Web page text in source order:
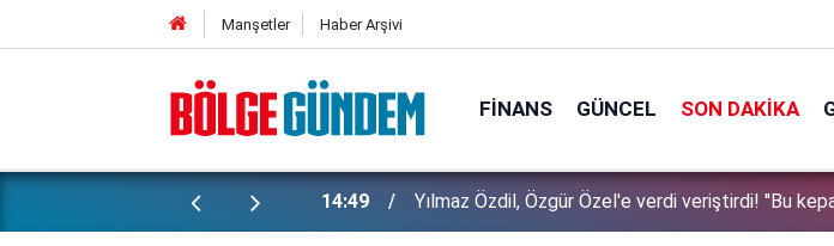
Manşetler Haber Arşivi
FINANS GÜNCEL SON DAKIKA
''Bu kepazelikler yüzünden..." 14:32
Sevgilisiyle bel altı mesajları ortaya çıkmıştı:
İlkay Çiçek, kesin ihraç talebiyle disipline sevk